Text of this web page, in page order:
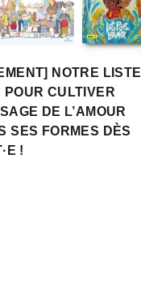
NOTRE LISTE
POUR CULTIVER
DE L’AMOUR
SES FORMES DÈS
!